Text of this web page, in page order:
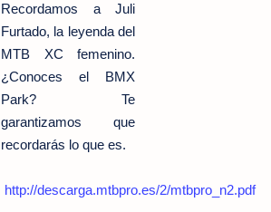
Recordamos a Juli
Furtado, la leyenda del
MTB XC femenino.
¿Conoces el BMX
Park? Te
garantizamos que
recordarás lo que es.
http://descarga.mtbpro.es/2/mtbpro_n2.pdf